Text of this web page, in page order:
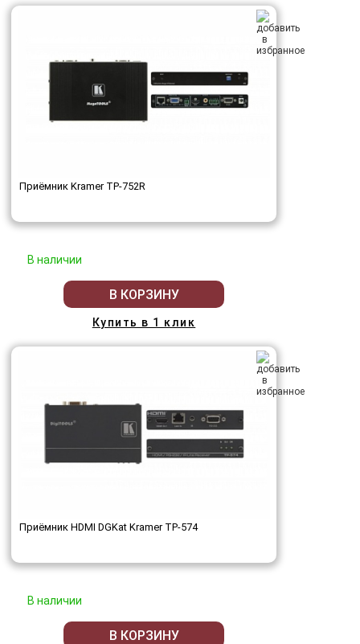
Приёмник Kramer TP-752R
В наличии
В КОРЗИНУ
Купить в 1 клик
Приёмник HDMI DGKat Kramer TP-574
В наличии
В КОРЗИНУ